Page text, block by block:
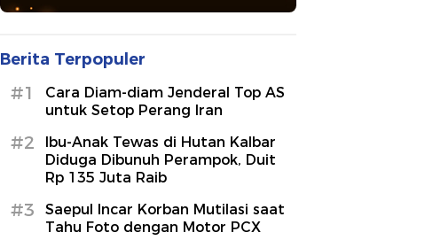
Berita Terpopuler
#1
Cara Diam-diam Jenderal Top AS
untuk Setop Perang Iran
#2
Ibu-Anak Tewas di Hutan Kalbar
Diduga Dibunuh Perampok, Duit
Rp 135 Juta Raib
#3
Saepul Incar Korban Mutilasi saat
Tahu Foto dengan Motor PCX